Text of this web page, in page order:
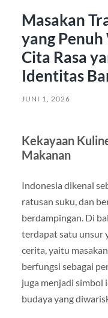
Masakan
yang
Cita Rasa
Identitas
JUNI 1, 2026
Kekayaan
Makanan
Indonesia dikenal
ratusan suku, dan
berdampingan. Di
terdapat satu unsur
cerita, yaitu
berfungsi sebagai
juga menjadi simbol
budaya yang